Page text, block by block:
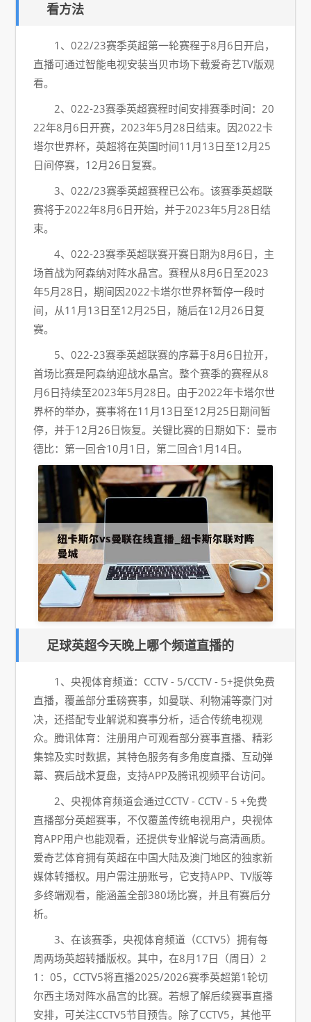
看方法
1、022/23赛季英超第一轮赛程于8月6日开启，
直播可通过智能电视安装当贝市场下载爱奇艺TV版观
看。
2、022-23赛季英超赛程时间安排赛季时间：20
22年8月6日开赛，2023年5月28日结束。因2022卡
塔尔世界杯，英超将在英国时间11月13日至12月25
日间停赛，12月26日复赛。
3、022/23赛季英超赛程已公布。该赛季英超联
赛将于2022年8月6日开始，并于2023年5月28日结
束。
4、022-23赛季英超联赛开赛日期为8月6日，主
场首战为阿森纳对阵水晶宫。赛程从8月6日至2023
年5月28日，期间因2022卡塔尔世界杯暂停一段时
间，从11月13日至12月25日，随后在12月26日复
赛。
5、022-23赛季英超联赛的序幕于8月6日拉开，
首场比赛是阿森纳迎战水晶宫。整个赛季的赛程从8
月6日持续至2023年5月28日。由于2022年卡塔尔世
界杯的举办，赛事将在11月13日至12月25日期间暂
停，并于12月26日恢复。关键比赛的日期如下：曼市
德比：第一回合10月1日，第二回合1月14日。
足球英超今天晚上哪个频道直播的
1、央视体育频道：CCTV - 5/CCTV - 5+提供免费
直播，覆盖部分重磅赛事，如曼联、利物浦等豪门对
决，还搭配专业解说和赛事分析，适合传统电视观
众。腾讯体育：注册用户可观看部分赛事直播、精彩
集锦及实时数据，其特色服务有多角度直播、互动弹
幕、赛后战术复盘，支持APP及腾讯视频平台访问。
2、央视体育频道会通过CCTV - CCTV - 5 +免费
直播部分英超赛事，不仅覆盖传统电视用户，央视体
育APP用户也能观看，还提供专业解说与高清画质。
爱奇艺体育拥有英超在中国大陆及澳门地区的独家新
媒体转播权。用户需注册账号，它支持APP、TV版等
多终端观看，能涵盖全部380场比赛，并且有赛后分
析。
3、在该赛季，央视体育频道（CCTV5）拥有每
周两场英超转播版权。其中，在8月17日（周日）2
1：05，CCTV5将直播2025/2026赛季英超第1轮切
尔西主场对阵水晶宫的比赛。若想了解后续赛事直播
安排，可关注CCTV5节目预告。除了CCTV5，其他平